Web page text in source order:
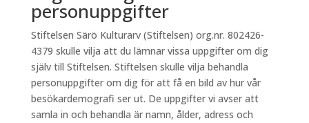
personuppgifter
Stiftelsen Särö Kulturarv (Stiftelsen) org.nr. 802426-
4379 skulle vilja att du lämnar vissa uppgifter om dig
själv till Stiftelsen. Stiftelsen skulle vilja behandla
personuppgifter om dig för att få en bild av hur vår
besökardemografi ser ut. De uppgifter vi avser att
samla in och behandla är namn, ålder, adress och